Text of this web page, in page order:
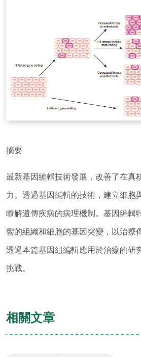
摘要
最新基因編輯技術發展，改善了在真
力。透過基因編輯的技術，建立細胞
瞭解遺傳疾病的病理機制。基因編輯
響的組織和細胞的基因突變，以治療
透過本篇基因組編輯應用於治療的研
挑戰。
相關文章